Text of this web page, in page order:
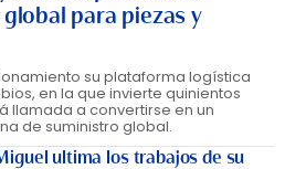
para piezas y
su plataforma logística
en la que invierte quinientos
llamada a convertirse en un
de suministro global.
ultima los trabajos de su